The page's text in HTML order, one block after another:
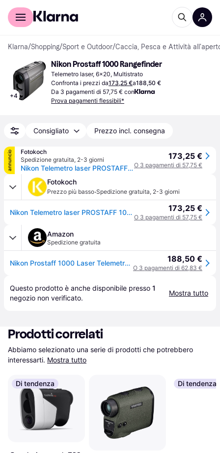
Per il tuo shopping
Klarna/Shopping/Sport e Outdoor/Caccia, Pesca e Attività
+4
Nikon Prostaff 1000 Rangefinder
Telemetro laser, 6x20, Multistrato
Confronta i prezzi da173,25 €a188,50 €
Da 3 pagamenti di 57,75 € con
Prova pagamenti flessibili*
Consigliato Prezzo incl. consegna
annuncio
Fotokoch
Spedizione gratuita, 2-3 giorni
Nikon Telemetro laser PROSTAFF 1000
173,25 €
O 3 pagamenti di 57,75 €
Fotokoch
Prezzo più basso·Spedizione gratuita, 2-3 giorni
Nikon Telemetro laser PROSTAFF 1000 173,25 €
O 3 pagamenti di 57,75 €
Amazon
Spedizione gratuita
Nikon Prostaff 1000 Laser Telemetro, a Lungo Raggio, Visione Luminosa, Resistente, Impermeabile, Grigio 188,50 €
O 3 pagamenti di 62,83 €
Questo prodotto è anche disponibile presso 1
negozio non verificato.
Mostra tutto
Prodotti correlati
Abbiamo selezionato una serie di prodotti che potrebbero
interessarti. Mostra tutto
Di tendenza Di tendenza